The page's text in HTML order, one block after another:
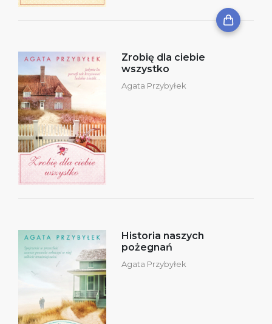
Zrobię dla ciebie
wszystko
Agata Przybyłek
Historia naszych
pożegnań
Agata Przybyłek